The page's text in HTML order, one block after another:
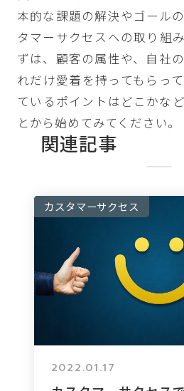
本的な課題の解決やゴール
タマーサクセスへの取り組
ずは、顧客の属性や、自社
れだけ愛着を持ってもらっ
ているポイントはどこかな
とから始めてみてください。
関連記事
カスタマーサクセス
2022.01.17